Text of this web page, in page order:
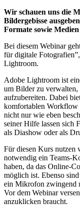
Wir schauen uns die
Bildergebisse
Formate sowie
Bei diesem Webinar
für digitale
Lightroom.
Adobe Lightroom ist
um Bilder zu verwalten,
aufzubereiten. Dabei
komfortablen
nicht nur wie eben
seiner Hilfe lassen sich
als Diashow oder als
Für diesen Kurs nutzen
notwendig ein Teams-
haben, da das Online-
möglich ist. Ebenso
ein Mikrofon zwingend
Vor dem Webinar
anzuklicken braucht.